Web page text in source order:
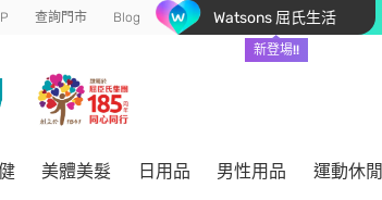
查詢門市 Blog Watsons 屈氏生活
新登場!!
美體美髮 日用品 男性用品 運動休閒